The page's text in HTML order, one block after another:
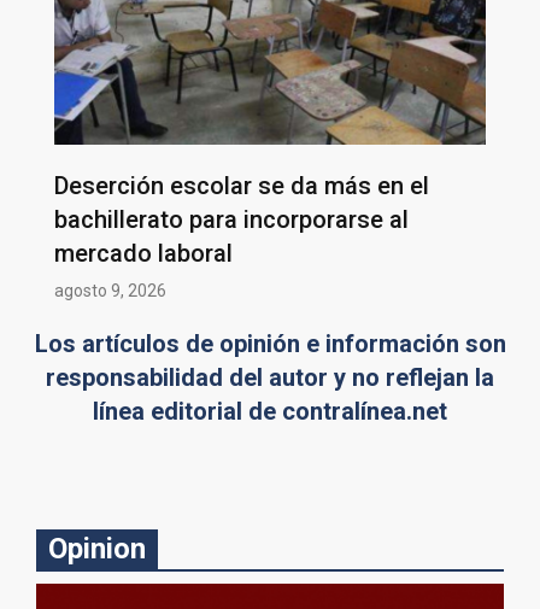
Deserción escolar se da más en el
bachillerato para incorporarse al
mercado laboral
agosto 9, 2026
Los artículos de opinión e información son
responsabilidad del autor y no reflejan la
línea editorial de contralínea.net
Opinion